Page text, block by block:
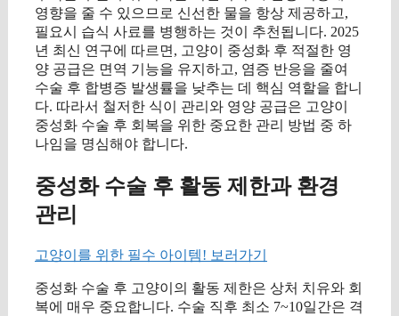
영향을 줄 수 있으므로 신선한 물을 항상 제공하고,
필요시 습식 사료를 병행하는 것이 추천됩니다. 2025
년 최신 연구에 따르면, 고양이 중성화 후 적절한 영
양 공급은 면역 기능을 유지하고, 염증 반응을 줄여
수술 후 합병증 발생률을 낮추는 데 핵심 역할을 합니
다. 따라서 철저한 식이 관리와 영양 공급은 고양이
중성화 수술 후 회복을 위한 중요한 관리 방법 중 하
나임을 명심해야 합니다.
중성화 수술 후 활동 제한과 환경
관리
고양이를 위한 필수 아이템! 보러가기
중성화 수술 후 고양이의 활동 제한은 상처 치유와 회
복에 매우 중요합니다. 수술 직후 최소 7~10일간은 격